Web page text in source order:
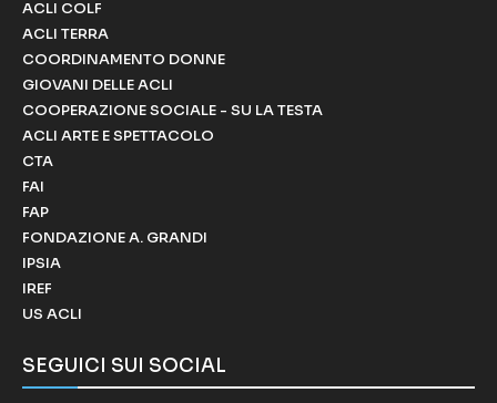
ACLI COLF
ACLI TERRA
COORDINAMENTO DONNE
GIOVANI DELLE ACLI
COOPERAZIONE SOCIALE - SU LA TESTA
ACLI ARTE E SPETTACOLO
CTA
FAI
FAP
FONDAZIONE A. GRANDI
IPSIA
IREF
US ACLI
SEGUICI SUI SOCIAL